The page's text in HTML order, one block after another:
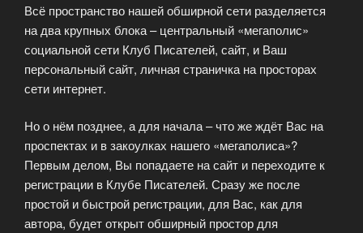
Всё пространство нашей обширной сети разделяется
на два крупных блока – центральный «мегаполис»
социальной сети Клуб Писателей, сайт, и Ваш
персональный сайт, личная страничка на просторах
сети интернет.
Но о нём позднее, а для начала – что же ждёт Вас на
проспектах и в закоулках нашего «мегаполиса»?
Первым делом, Вы попадаете на сайт и переходите к
регистрации в Клубе Писателей. Сразу же после
простой и быстрой регистрации, для Вас, как для
автора, будет открыт обширный простор для